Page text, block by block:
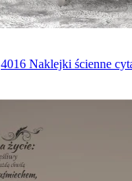
4016 Naklejki ścienne